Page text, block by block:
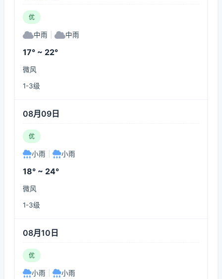
优
中雨 中雨
17° ~ 22°
微风
1-3级
08月09日
优
小雨 小雨
18° ~ 24°
微风
1-3级
08月10日
优
小雨 小雨